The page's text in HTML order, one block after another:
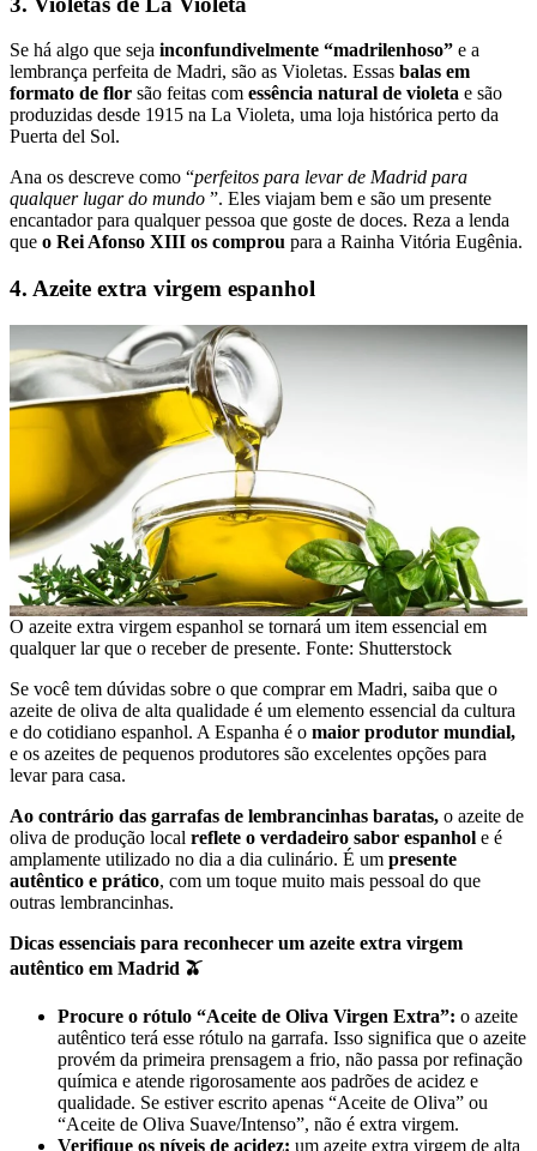
Se há algo que seja inconfundivelmente “madrilenhoso” e a
lembrança perfeita de Madri, são as Violetas. Essas balas em
formato de flor são feitas com essência natural de violeta e são
produzidas desde 1915 na La Violeta, uma loja histórica perto da
Puerta del Sol.
Ana os descreve como “perfeitos para levar de Madrid para
qualquer lugar do mundo ”. Eles viajam bem e são um presente
encantador para qualquer pessoa que goste de doces. Reza a lenda
que o Rei Afonso XIII os comprou para a Rainha Vitória Eugênia.
4. Azeite extra virgem espanhol
O azeite extra virgem espanhol se tornará um item essencial em
qualquer lar que o receber de presente. Fonte: Shutterstock
Se você tem dúvidas sobre o que comprar em Madri, saiba que o
azeite de oliva de alta qualidade é um elemento essencial da cultura
e do cotidiano espanhol. A Espanha é o maior produtor mundial,
e os azeites de pequenos produtores são excelentes opções para
levar para casa.
Ao contrário das garrafas de lembrancinhas baratas, o azeite de
oliva de produção local reflete o verdadeiro sabor espanhol e é
amplamente utilizado no dia a dia culinário. É um presente
autêntico e prático, com um toque muito mais pessoal do que
outras lembrancinhas.
Dicas essenciais para reconhecer um azeite extra virgem
autêntico em Madrid 🫒
Procure o rótulo “Aceite de Oliva Virgen Extra”: o azeite
autêntico terá esse rótulo na garrafa. Isso significa que o azeite
provém da primeira prensagem a frio, não passa por refinação
química e atende rigorosamente aos padrões de acidez e
qualidade. Se estiver escrito apenas “Aceite de Oliva” ou
“Aceite de Oliva Suave/Intenso”, não é extra virgem.
Verifique os níveis de acidez: um azeite extra virgem de alta